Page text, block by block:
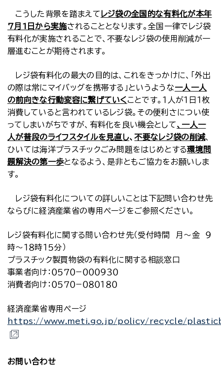
こうした背景を踏まえて レジ袋の全国的な有料化が本年
7月1日から実施されることとなります。全国一律でレジ袋
有料化が実施されることで、不要なレジ袋の使用削減が一
層進むことが期待されます。
レジ袋有料化の最大の目的は、これをきっかけに、「外出
の際は常にマイバッグを携帯する」というような一人一人
の前向きな行動変容に繋げていく ことです。１人が１日１枚
消費していると言われているレジ袋。その便利さについ使
ってしまいがちですが、有料化を良い機会として、一人一
人が普段のライフスタイルを見直し、不要なレジ袋の削減、
ひいては海洋プラスチックごみ問題をはじめとする環境問
題解決の第一歩となるよう、是非ともご協力をお願いしま
す。
レジ袋有料化についての詳しいことは下記問い合わせ先
ならびに経済産業省の専用ページをご参照ください。
レジ袋有料化に関する問い合わせ先（受付時間 月～金 ９
時～１８時１５分）
プラスチック製買物袋の有料化に関する相談窓口
事業者向け：０５７０−０００９３０
消費者向け：０５７０−０８０１８０
経済産業省専用ページ
https://www.meti.go.jp/policy/recycle/
お問い合わせ